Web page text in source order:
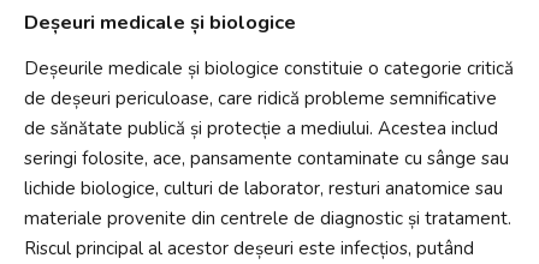
Deșeuri medicale și biologice
Deșeurile medicale și biologice constituie o categorie critică
de deșeuri periculoase, care ridică probleme semnificative
de sănătate publică și protecție a mediului. Acestea includ
seringi folosite, ace, pansamente contaminate cu sânge sau
lichide biologice, culturi de laborator, resturi anatomice sau
materiale provenite din centrele de diagnostic și tratament.
Riscul principal al acestor deșeuri este infecțios, putând